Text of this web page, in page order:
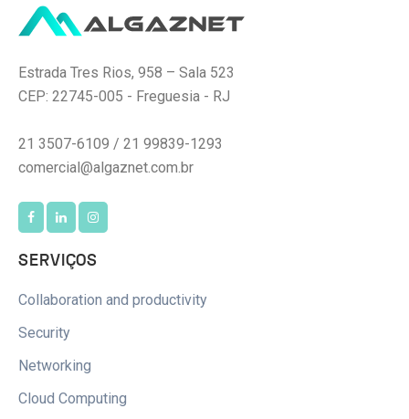
Estrada Tres Rios, 958 – Sala 523
CEP: 22745-005 - Freguesia - RJ
21 3507-6109 / 21 99839-1293
comercial@algaznet.com.br
SERVIÇOS
Collaboration and productivity
Security
Networking
Cloud Computing